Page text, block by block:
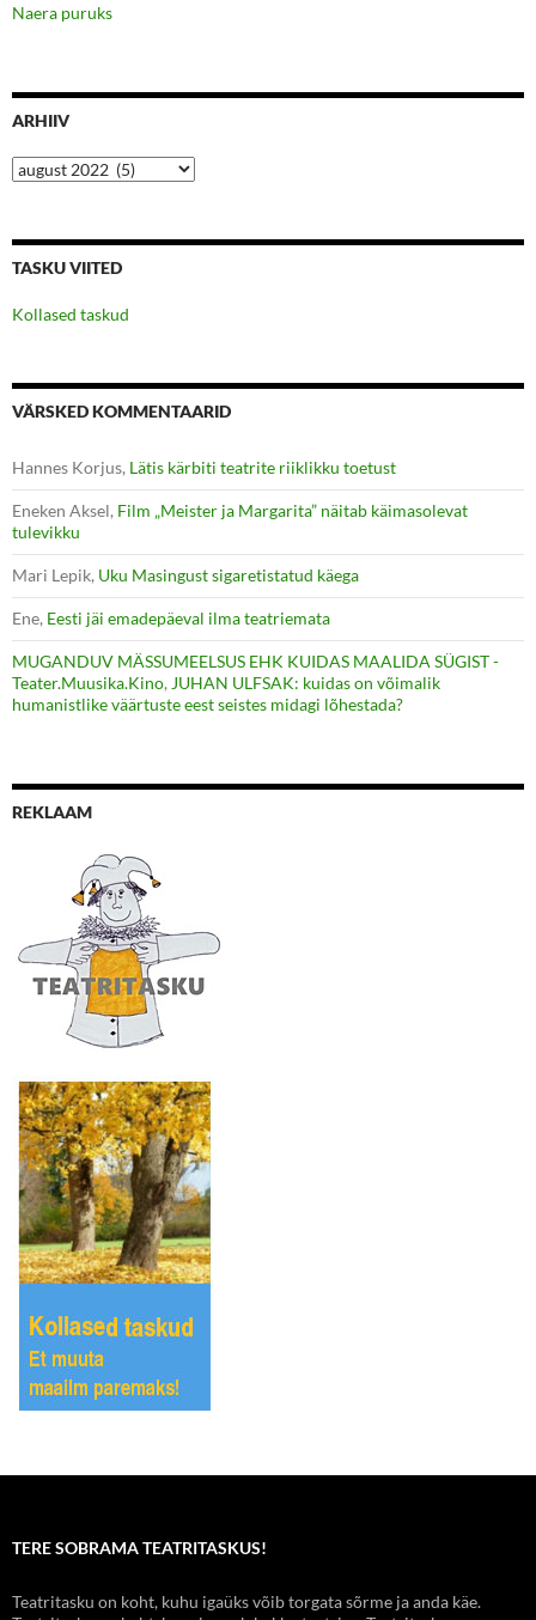
Naera puruks
ARHIIV
Arhiiv
TASKU VIITED
Kollased taskud
VÄRSKED KOMMENTAARID
Hannes Korjus, Lätis kärbiti teatrite riiklikku toetust
Eneken Aksel, Film „Meister ja Margarita” näitab käimasolevat
tulevikku
Mari Lepik, Uku Masingust sigaretistatud käega
Ene, Eesti jäi emadepäeval ilma teatriemata
MUGANDUV MÄSSUMEELSUS EHK KUIDAS MAALIDA SÜGIST -
Teater.Muusika.Kino, JUHAN ULFSAK: kuidas on võimalik
humanistlike väärtuste eest seistes midagi lõhestada?
REKLAAM
TERE SOBRAMA TEATRITASKUS!
Teatritasku on koht, kuhu igaüks võib torgata sõrme ja anda käe.